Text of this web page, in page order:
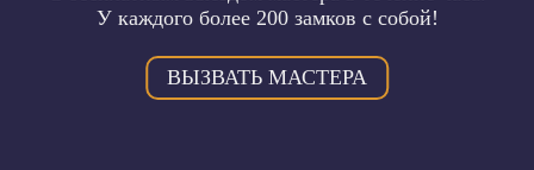
У каждого более 200 замков с собой!
ВЫЗВАТЬ МАСТЕРА